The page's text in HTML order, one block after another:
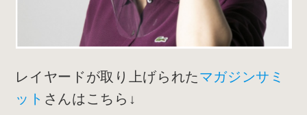
レイヤードが取り上げられたマガジンサミ
ット さんはこちら↓